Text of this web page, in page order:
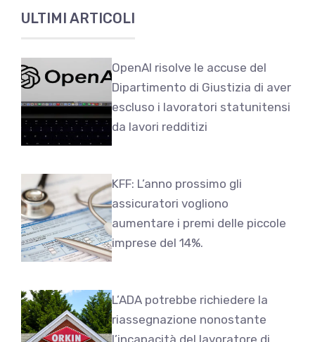
ULTIMI ARTICOLI
OpenAI risolve le accuse del
Dipartimento di Giustizia di aver
escluso i lavoratori statunitensi
da lavori redditizi
KFF: L’anno prossimo gli
assicuratori vogliono
aumentare i premi delle piccole
imprese del 14%.
L’ADA potrebbe richiedere la
riassegnazione nonostante
l’incapacità del lavoratore di